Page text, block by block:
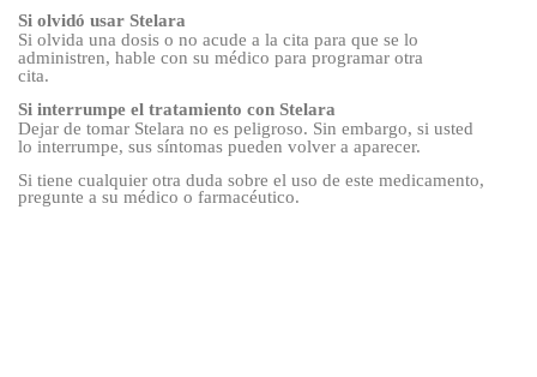
Si olvidó usar Stelara
Si olvida una dosis o no acude a la cita para que se lo
administren, hable con su médico para programar otra
cita.
Si interrumpe el tratamiento con Stelara
Dejar de tomar Stelara no es peligroso. Sin embargo, si usted
lo interrumpe, sus síntomas pueden volver a aparecer.
Si tiene cualquier otra duda sobre el uso de este medicamento,
pregunte a su médico o farmacéutico.